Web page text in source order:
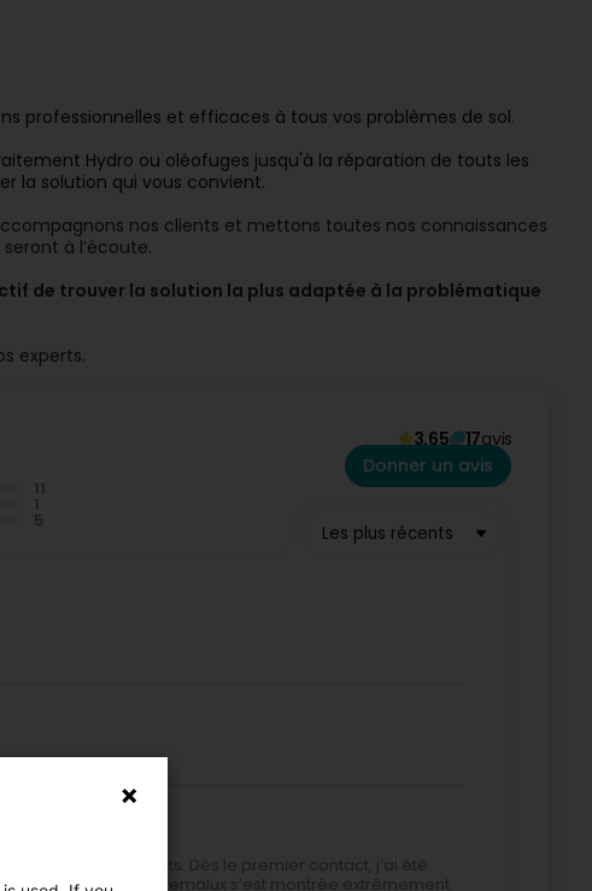
professionnelles et efficaces à tous vos problèmes de sol.
Hydro ou oléofuges jusqu'à la réparation de touts les
la solution qui vous convient.
nos clients et mettons toutes nos connaissances
à l’écoute.
de trouver la solution la plus adaptée à la problématique
experts.
3,65 17avis
Donner un avis
Les plus récents
tous les aspects. Dès le premier contact, j’ai été
L’équipe de Tremalux s’est montrée extrêmement